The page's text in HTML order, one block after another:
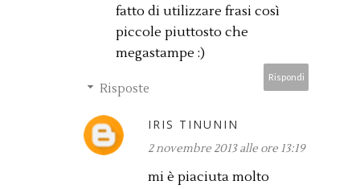
fatto di utilizzare frasi così
piccole piuttosto che
megastampe :)
Rispondi
Risposte
IRIS TINUNIN
2 novembre 2013 alle ore 13:19
mi è piaciuta molto